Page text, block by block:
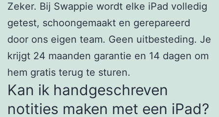
Zeker. Bij Swappie wordt elke iPad volledig
getest, schoongemaakt en gerepareerd
door ons eigen team. Geen uitbesteding. Je
krijgt 24 maanden garantie en 14 dagen om
hem gratis terug te sturen.
Kan ik handgeschreven
notities maken met een iPad?